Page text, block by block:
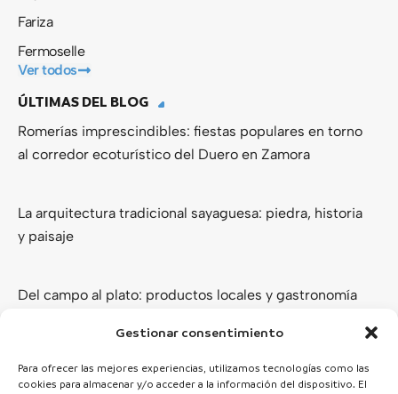
Gestionar consentimiento
Para ofrecer las mejores experiencias, utilizamos tecnologías como las
cookies para almacenar y/o acceder a la información del dispositivo. El
Fariza
Fermoselle
Ver todos
ÚLTIMAS DEL BLOG
Romerías imprescindibles: fiestas populares en torno
al corredor ecoturístico del Duero en Zamora
La arquitectura tradicional sayaguesa: piedra, historia
y paisaje
Del campo al plato: productos locales y gastronomía